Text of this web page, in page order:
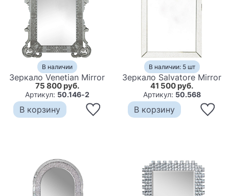
В наличии
Зеркало Venetian Mirror
75 800 руб.
Артикул: 50.146-2
В корзину
В наличии: 5 шт
Зеркало Salvatore Mirror
41 500 руб.
Артикул: 50.568
В корзину